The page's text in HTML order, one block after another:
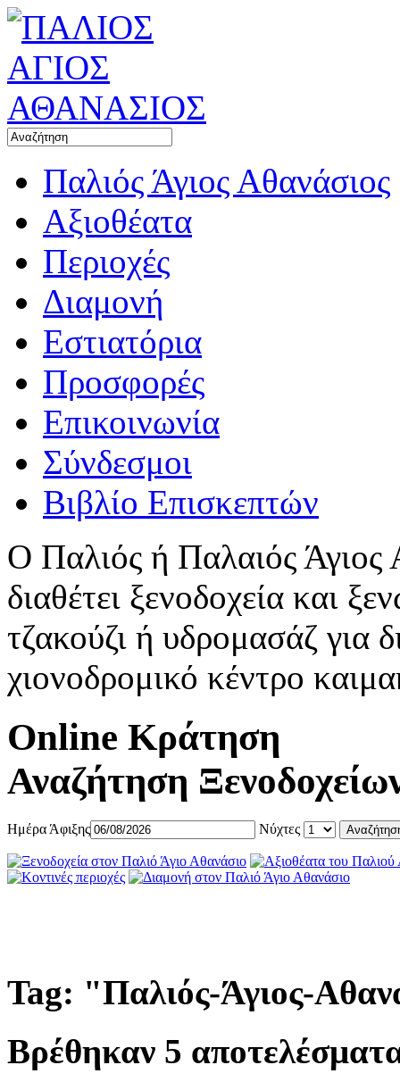
Παλιός Άγιος Αθανάσιος
Αξιοθέατα
Περιοχές
Διαμονή
Εστιατόρια
Προσφορές
Επικοινωνία
Σύνδεσμοι
Βιβλίο Επισκεπτών
Ο Παλιός ή Παλαιός
διαθέτει ξενοδοχεία και
τζακούζι ή υδρομασάζ για
χιονοδρομικό κέντρο
Online Κράτηση
Αναζήτηση
Ημέρα Άφιξης Νύχτες
Tag: "Παλιός-Άγιος-
Βρέθηκαν 5